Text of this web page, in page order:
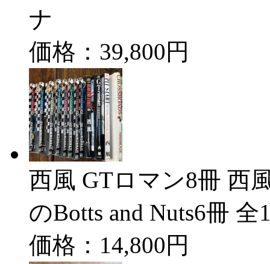
ナ
価格：39,800円
西風 GTロマン8冊 西
のBotts and Nuts6冊
価格：14,800円